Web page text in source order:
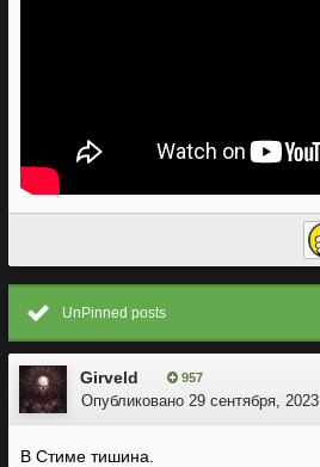
UnPinned posts
Girveld 957
Опубликовано 29 сентября, 2023
В Стиме тишина.